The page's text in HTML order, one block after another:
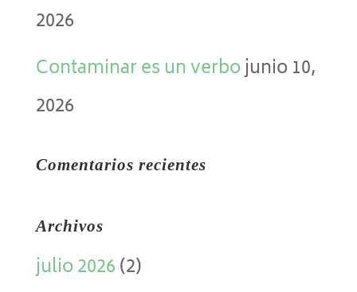
2026
Contaminar es un verbojunio 10,
2026
Comentarios recientes
Archivos
julio 2026(2)